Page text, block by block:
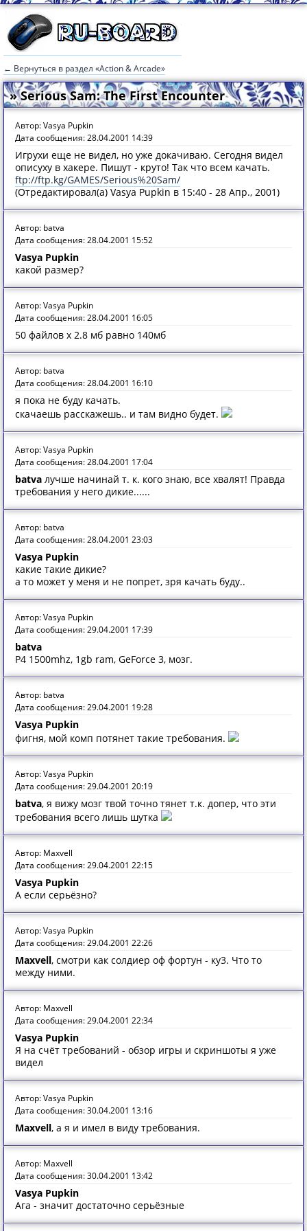
← Вернуться в раздел «Action & Arcade»
» Serious Sam: The First Encounter
Автор: Vasya Pupkin
Дата сообщения: 28.04.2001 14:39
Игрухи еще не видел, но уже докачиваю. Сегодня видел
описуху в хакере. Пишут - круто! Так что всем качать.
ftp://ftp.kg/GAMES/Serious%20Sam/
(Отредактировал(а) Vasya Pupkin в 15:40 - 28 Апр., 2001)
Автор: batva
Дата сообщения: 28.04.2001 15:52
Vasya Pupkin
какой размер?
Автор: Vasya Pupkin
Дата сообщения: 28.04.2001 16:05
50 файлов x 2.8 мб равно 140мб
Автор: batva
Дата сообщения: 28.04.2001 16:10
я пока не буду качать.
скачаешь расскажешь.. и там видно будет.
Автор: Vasya Pupkin
Дата сообщения: 28.04.2001 17:04
batva лучше начинай т. к. кого знаю, все хвалят! Правда
требования у него дикие......
Автор: batva
Дата сообщения: 28.04.2001 23:03
Vasya Pupkin
какие такие дикие?
а то может у меня и не попрет, зря качать буду..
Автор: Vasya Pupkin
Дата сообщения: 29.04.2001 17:39
batva
P4 1500mhz, 1gb ram, GeForce 3, мозг.
Автор: batva
Дата сообщения: 29.04.2001 19:28
Vasya Pupkin
фигня, мой комп потянет такие требования.
Автор: Vasya Pupkin
Дата сообщения: 29.04.2001 20:19
batva, я вижу мозг твой точно тянет т.к. допер, что эти
требования всего лишь шутка
Автор: Maxvell
Дата сообщения: 29.04.2001 22:15
Vasya Pupkin
А если серьёзно?
Автор: Vasya Pupkin
Дата сообщения: 29.04.2001 22:26
Maxvell, смотри как солдиер оф фортун - ку3. Что то
между ними.
Автор: Maxvell
Дата сообщения: 29.04.2001 22:34
Vasya Pupkin
Я на счёт требований - обзор игры и скриншоты я уже
видел
Автор: Vasya Pupkin
Дата сообщения: 30.04.2001 13:16
Maxvell, а я и имел в виду требования.
Автор: Maxvell
Дата сообщения: 30.04.2001 13:42
Vasya Pupkin
Ага - значит достаточно серьёзные